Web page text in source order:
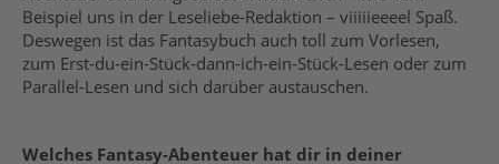
Beispiel uns in der Leseliebe-Redaktion – viiiiieeeel Spaß.
Deswegen ist das Fantasybuch auch toll zum Vorlesen,
zum Erst-du-ein-Stück-dann-ich-ein-Stück-Lesen oder zum
Parallel-Lesen und sich darüber austauschen.
Welches Fantasy-Abenteuer hat dir in deiner